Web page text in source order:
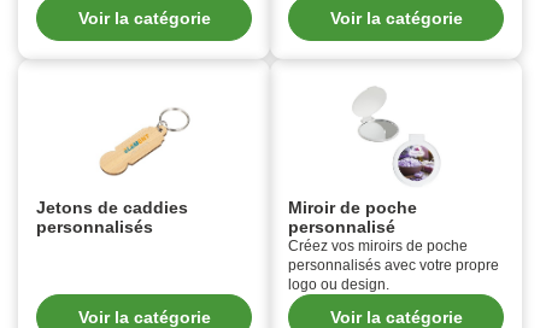
Voir la catégorie Voir la catégorie
Jetons de caddies
personnalisés
Voir la catégorie
Miroir de poche
personnalisé
Créez vos miroirs de poche
personnalisés avec votre propre
logo ou design.
Voir la catégorie